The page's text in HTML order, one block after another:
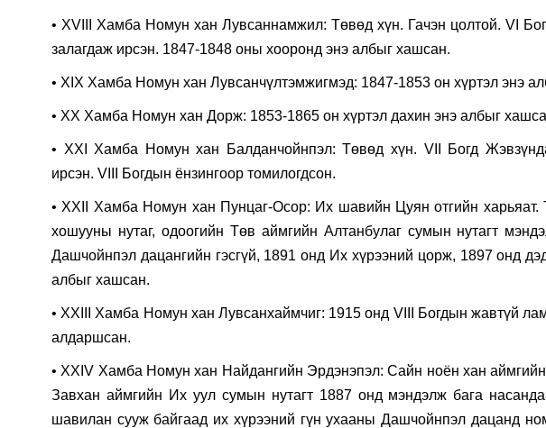
• XVIII Хамба Номун хан Лувсаннамжил: Төвөд хүн. Гачэн цолтой. VI
залагдаж ирсэн. 1847-1848 оны хооронд энэ албыг хашсан.
• XIX Хамба Номун хан Лувсанчүлтэмжигмэд: 1847-1853 он хүртэл энэ
• ХХ Хамба Номун хан Дорж: 1853-1865 он хүртэл дахин энэ албыг
• ХXI Хамба Номун хан Балданчойнпэл: Төвөд хүн. VII Богд
ирсэн. VIII Богдын ёнзингоор томилогдсон.
• ХXII Хамба Номун хан Пунцаг-Осор: Их шавийн Цуян отгийн харьяат.
хошууны нутаг, одоогийн Төв аймгийн Алтанбулаг сумын нутагт
Дашчойнпэл дацангийн гэсгүй, 1891 онд Их хүрээний цорж, 1897 онд
албыг хашсан.
• ХXIII Хамба Номун хан Лувсанхаймчиг: 1915 онд VIII Богдын жавтүй
алдаршсан.
• ХXIV Хамба Номун хан Найдангийн Эрдэнэпэл: Сайн ноён хан
Завхан аймгийн Их уул сумын нутагт 1887 онд мэндэлж бага
шавилан сууж байгаад их хүрээний гүн ухааны Дашчойнпэл дацанд